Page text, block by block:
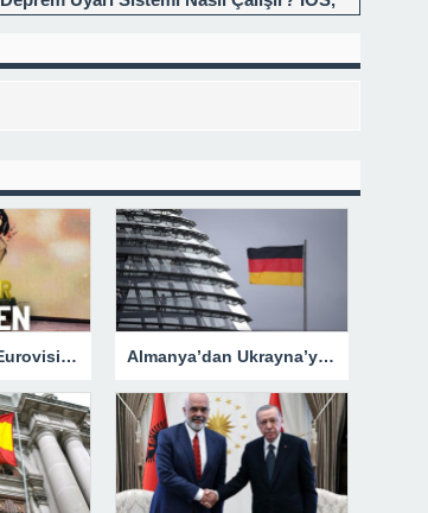
İsveçli Loreen, Eurovision’u ikinci defa kazanarak bir ilki gerçekleştirdi Almanya’dan Ukrayna’ya yeni silah ve mühimmat